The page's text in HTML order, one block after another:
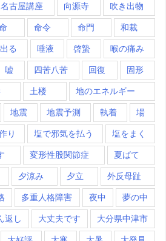
名古屋講座 向源寺 吹き出物
命令 命門 和裁
る 唾液 啓蟄 喉の痛み
嘘 四苦八苦 回復 固形
土楼 地のエネルギー
地震 地震予測 執着 場
り 塩で邪気を払う 塩をまく
変形性股関節症 夏ばて
夕涼み 夕立 外反母趾
多重人格障害 夜中 夢の中
返し 大丈夫です 大分県中津市